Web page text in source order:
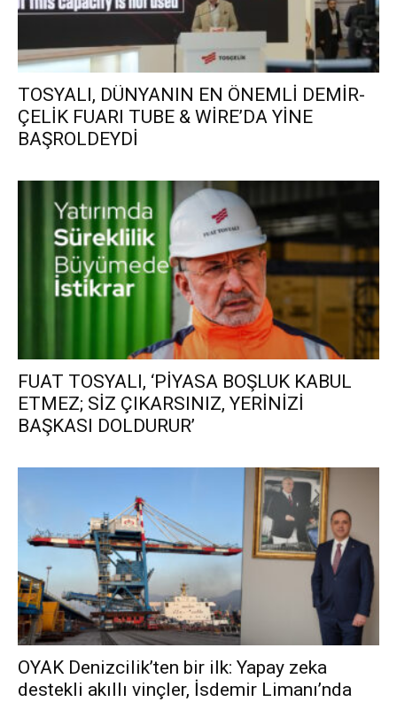
TOSYALI, DÜNYANIN EN ÖNEMLİ DEMİR-
ÇELİK FUARI TUBE & WİRE’DA YİNE
BAŞROLDEYDİ
FUAT TOSYALI, ‘PİYASA BOŞLUK KABUL
ETMEZ; SİZ ÇIKARSINIZ, YERİNİZİ
BAŞKASI DOLDURUR’
OYAK Denizcilik’ten bir ilk: Yapay zeka
destekli akıllı vinçler, İsdemir Limanı’nda